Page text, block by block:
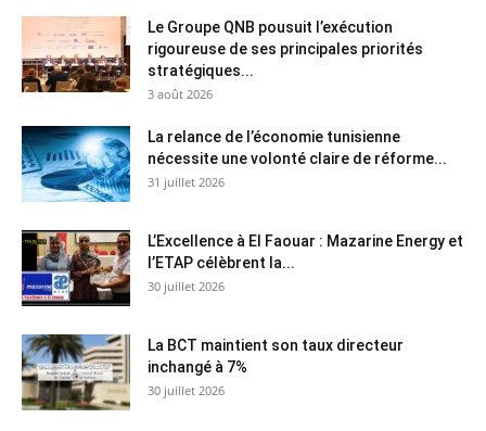
Le Groupe QNB pousuit l’exécution
rigoureuse de ses principales priorités
stratégiques...
3 août 2026
La relance de l’économie tunisienne
nécessite une volonté claire de réforme...
31 juillet 2026
L’Excellence à El Faouar : Mazarine Energy et
l’ETAP célèbrent la...
30 juillet 2026
La BCT maintient son taux directeur
inchangé à 7%
30 juillet 2026